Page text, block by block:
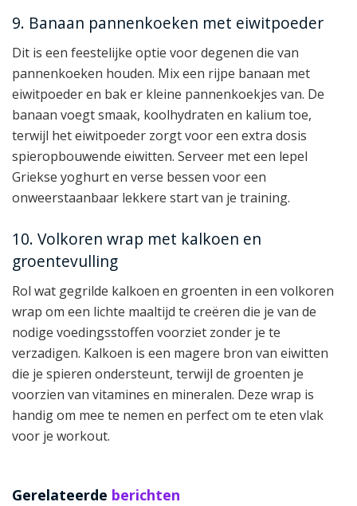
9. Banaan pannenkoeken met eiwitpoeder
Dit is een feestelijke optie voor degenen die van
pannenkoeken houden. Mix een rijpe banaan met
eiwitpoeder en bak er kleine pannenkoekjes van. De
banaan voegt smaak, koolhydraten en kalium toe,
terwijl het eiwitpoeder zorgt voor een extra dosis
spieropbouwende eiwitten. Serveer met een lepel
Griekse yoghurt en verse bessen voor een
onweerstaanbaar lekkere start van je training.
10. Volkoren wrap met kalkoen en
groentevulling
Rol wat gegrilde kalkoen en groenten in een volkoren
wrap om een lichte maaltijd te creëren die je van de
nodige voedingsstoffen voorziet zonder je te
verzadigen. Kalkoen is een magere bron van eiwitten
die je spieren ondersteunt, terwijl de groenten je
voorzien van vitamines en mineralen. Deze wrap is
handig om mee te nemen en perfect om te eten vlak
voor je workout.
Gerelateerde berichten